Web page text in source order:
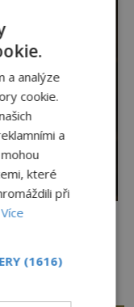
Nové
o
a analýze
cookie.
a
které
při
Více
(1616)